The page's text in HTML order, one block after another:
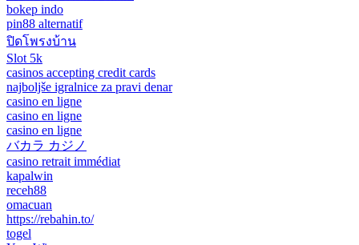
bokep indo
pin88 alternatif
ปิดโพรงบ้าน
Slot 5k
casinos accepting credit cards
najboljše igralnice za pravi denar
casino en ligne
casino en ligne
casino en ligne
バカラ カジノ
casino retrait immédiat
kapalwin
receh88
omacuan
https://rebahin.to/
togel